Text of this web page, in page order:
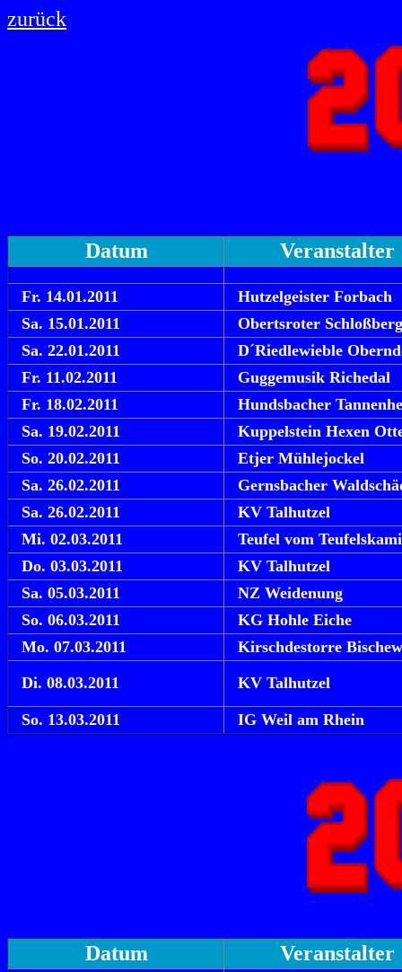
zurück
Datum Veranstalter
Fr. 14.01.2011
Hutzelgeister Forbach
Sa. 15.01.2011
Obertsroter
Sa. 22.01.2011
D´Riedlewieble
Fr. 11.02.2011
Guggemusik Richedal
Fr. 18.02.2011
Hundsbacher
Sa. 19.02.2011
Kuppelstein Hexen
So. 20.02.2011
Etjer Mühlejockel
Sa. 26.02.2011
Gernsbacher
Sa. 26.02.2011
KV Talhutzel
Mi. 02.03.2011
Teufel vom
Do. 03.03.2011
KV Talhutzel
Sa. 05.03.2011
NZ Weidenung
So. 06.03.2011
KG Hohle Eiche
Mo. 07.03.2011
Kirschdestorre
Di. 08.03.2011
KV Talhutzel
So. 13.03.2011 IG Weil am Rhein
Datum Veranstalter